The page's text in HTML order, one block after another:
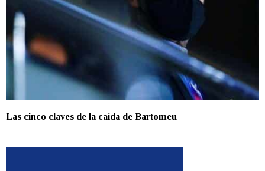
Las cinco claves de la caída de Bartomeu